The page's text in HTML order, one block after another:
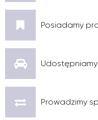
Posiadamy
Prowadzimy